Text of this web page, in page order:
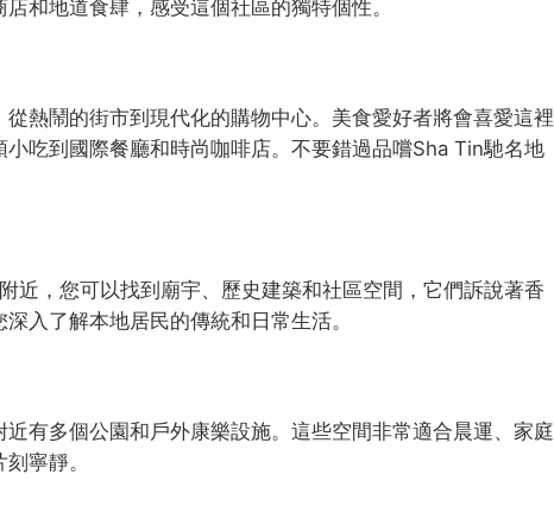
和地道食肆，感受這個社區的獨特個性。
熱鬧的街市到現代化的購物中心。美食愛好者將會喜愛這裡
吃到國際餐廳和時尚咖啡店。不要錯過品嚐Sha Tin馳名地
近，您可以找到廟宇、歷史建築和社區空間，它們訴說著香
入了解本地居民的傳統和日常生活。
有多個公園和戶外康樂設施。這些空間非常適合晨運、家庭
寧靜。